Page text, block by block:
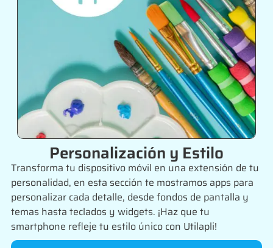
Personalización y Estilo
Transforma tu dispositivo móvil en una extensión de tu
personalidad, en esta sección te mostramos apps para
personalizar cada detalle, desde fondos de pantalla y
temas hasta teclados y widgets. ¡Haz que tu
smartphone refleje tu estilo único con Utilapli!